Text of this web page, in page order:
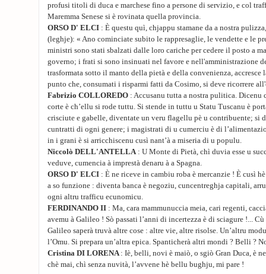
profusi titoli di duca e marchese fino a persone di servizio, e col
Maremma Senese si è rovinata quella provincia.
ORSO D' ELCI : È questu quì, chjappu stamane da a nostra
(leghje): « Ano cominciate subito le rappresaglie, le vendette e le
ministri sono stati sbalzati dalle loro cariche per cedere il posto a
governo; i frati si sono insinuati nel favore e nell'amministrazione
trasformata sotto il manto della pietà e della convenienza, accresce
punto che, consumati i risparmi fatti da Cosimo, si deve ricorrere
Fabrizio COLLOREDO : Accusanu tutta a nostra pulitica. Dicenu
corte è ch’ellu si rode tuttu. Si stende in tuttu u Statu Tuscanu è
crisciute e gabelle, diventate un veru flagellu pè u contribuente; si
cuntratti di ogni genere; i magistrati di u cumerciu è di
in i grani è si arricchiscenu cusì nant’à a miseria di u populu.
Niccolò DELL'ANTELLA : U Monte di Pietà, chì duvia esse u
veduve, cumencia à imprestà denaru à a Spagna.
ORSO D' ELCI : È ne riceve in cambiu roba è mercanzie ! È cusì
a so funzione : diventa banca è negoziu, cuncentreghja capitali,
ogni altru trafficu ecunomicu.
FERDINANDO II : Ma, cara mammunuccia meia, cari regenti,
avemu à Galileo ! Sò passati l’anni di incertezza è di sciagure !...
Galileo saperà truvà altre cose : altre vie, altre risolse. Un’altru
l’Omu. Si prepara un’altra epica. Spanticherà altri mondi ? Belli ?
Cristina DI LORENA : Iè, belli, novi è maiò, o sgiò Gran Duca, è
chè mai, chì senza nuvità, l’avvene hè bellu bughju, mi pare !